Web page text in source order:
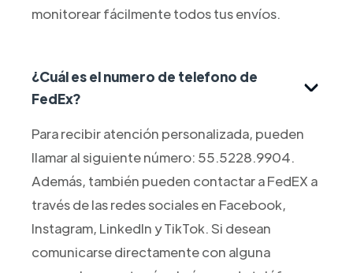
monitorear fácilmente todos tus envíos.
¿Cuál es el numero de telefono de
FedEx?
Para recibir atención personalizada, pueden
llamar al siguiente número: 55.5228.9904.
Además, también pueden contactar a FedEX a
través de las redes sociales en Facebook,
Instagram, LinkedIn y TikTok. Si desean
comunicarse directamente con alguna